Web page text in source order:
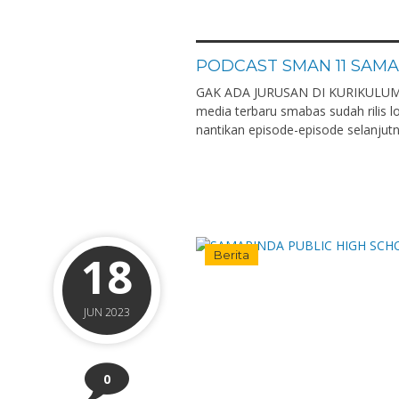
PODCAST SMAN 11
GAK ADA JURUSAN DI
media terbaru smabas sudah rilis
nantikan episode-episode
18
JUN 2023
0
Berita